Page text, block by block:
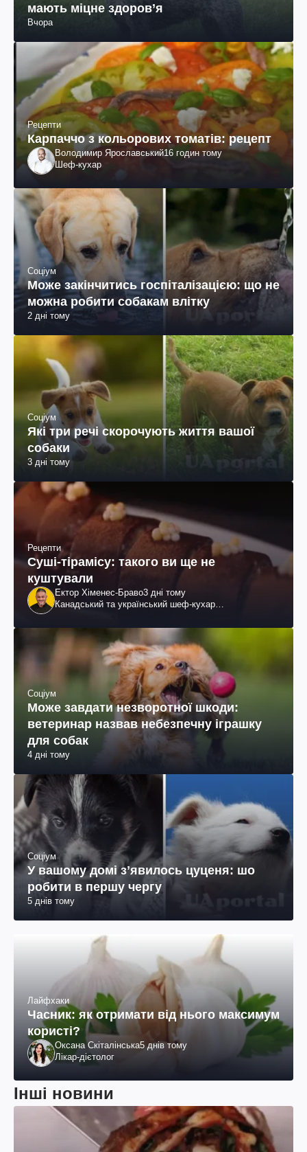
мають міцне здоров’я
Вчора
Рецепти
Карпаччо з кольорових томатів: рецепт
Володимир Ярославський16 годин тому
Шеф-кухар
Соціум
Може закінчитись госпіталізацією: що не
можна робити собакам влітку
2 дні тому
Соціум
Які три речі скорочують життя вашої
собаки
3 дні тому
Рецепти
Суші-тірамісу: такого ви ще не
куштували
Ектор Хіменес-Браво3 дні тому
Канадський та український шеф-кухар
Соціум
Може завдати незворотної шкоди:
ветеринар назвав небезпечну іграшку
для собак
4 дні тому
Соціум
У вашому домі зʼявилось цуценя: шо
робити в першу чергу
5 днів тому
Лайфхаки
Часник: як отримати від нього максимум
користі?
Оксана Скіталінська5 днів тому
Лікар-дієтолог
Інші новини